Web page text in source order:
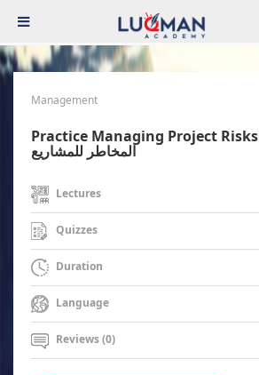
Management
Practice Managing Project Risks تطبيق إدارة
المخاطر للمشاريع
Lectures
Quizzes
Duration
Language
Reviews (0)